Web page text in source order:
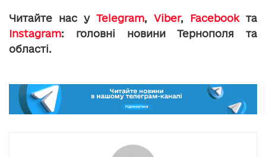
Читайте нас у Telegram, Viber, Facebookта
Instagram: головні новини Тернополя та
області.